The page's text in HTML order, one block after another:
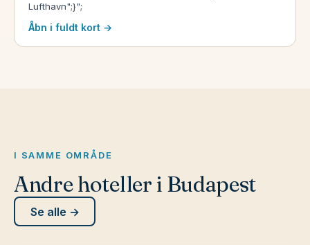
Lufthavn";}";
Åbn i fuldt kort →
I SAMME OMRÅDE
Andre hoteller i Budapest
Se alle →